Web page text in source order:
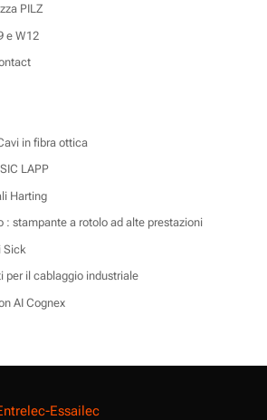
PILZ
e W12
in fibra ottica
LAPP
Harting
: stampante a rotolo ad alte prestazioni
Sick
per il cablaggio industriale
AI Cognex
Essailec